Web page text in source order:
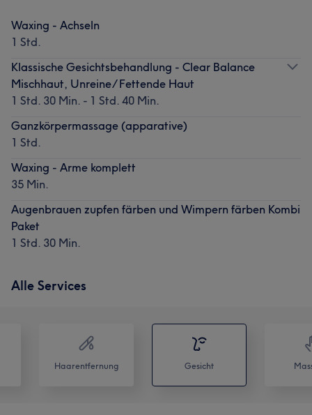
Waxing - Achseln
1 Std.
Klassische Gesichtsbehandlung - Clear Balance
Mischhaut, Unreine/ Fettende Haut
1 Std. 30 Min. - 1 Std. 40 Min.
Ganzkörpermassage (apparative)
1 Std.
Waxing - Arme komplett
35 Min.
Augenbrauen zupfen färben und Wimpern färben Kombi
Paket
1 Std. 30 Min.
Alle Services
Haarentfernung Gesicht